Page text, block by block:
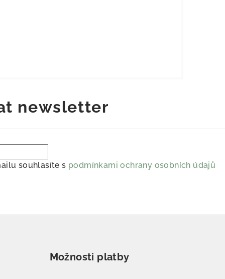
newsletter
souhlasíte s podmínkami ochrany osobních údajů
Možnosti platby